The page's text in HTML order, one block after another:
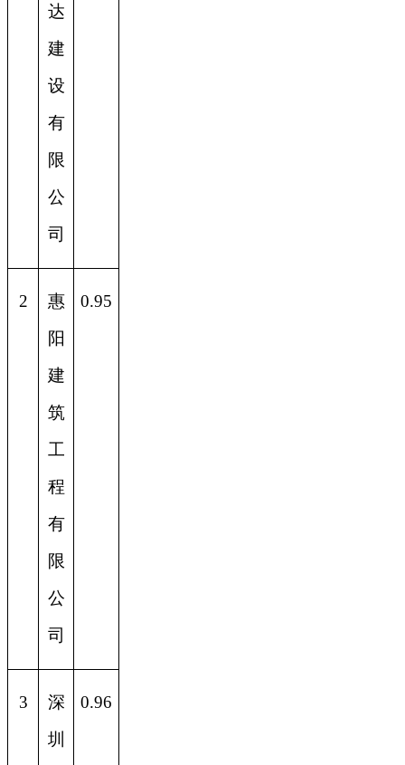
达
建
设
有
限
公
司
2
惠
阳
建
筑
工
程
有
限
公
司
0.95
3
深
圳
0.96